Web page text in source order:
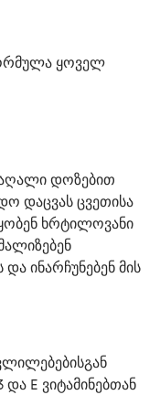
ყოველ
დოზებით
დაცვას ცვეთისა
ხრტილოვანი
და ინარჩუნებენ მის
E ვიტამინებთან